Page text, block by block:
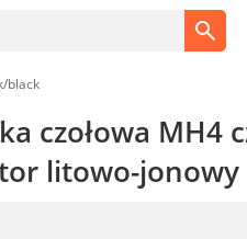
black
czołowa
litowo-jonowy